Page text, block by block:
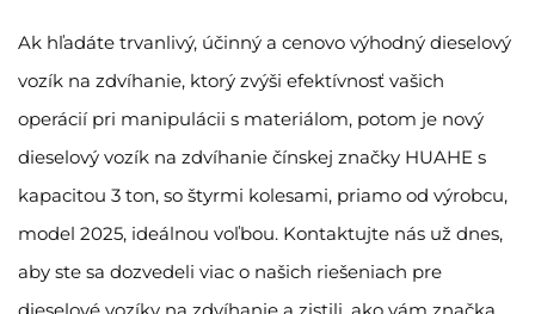
Ak hľadáte trvanlivý, účinný a cenovo výhodný dieselový
vozík na zdvíhanie, ktorý zvýši efektívnosť vašich
operácií pri manipulácii s materiálom, potom je nový
dieselový vozík na zdvíhanie čínskej značky HUAHE s
kapacitou 3 ton, so štyrmi kolesami, priamo od výrobcu,
model 2025, ideálnou voľbou. Kontaktujte nás už dnes,
aby ste sa dozvedeli viac o našich riešeniach pre
dieselové vozíky na zdvíhanie a zistili, ako vám značka